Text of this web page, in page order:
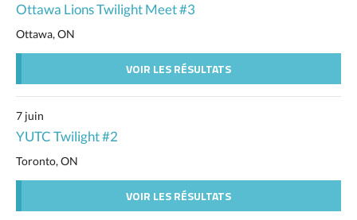
Ottawa Lions Twilight Meet #3
Ottawa, ON
VOIR LES RÉSULTATS
7 juin
YUTC Twilight #2
Toronto, ON
VOIR LES RÉSULTATS